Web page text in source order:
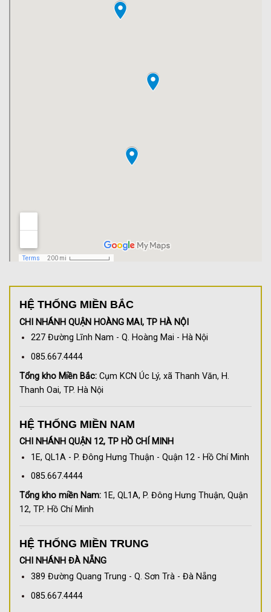
HỆ THỐNG MIỀN BẮC
CHI NHÁNH QUẬN HOÀNG MAI, TP HÀ NỘI
227 Đường Lĩnh Nam - Q. Hoàng Mai - Hà Nội
085.667.4444
Tổng kho Miền Bắc: Cụm KCN Úc Lý, xã Thanh Văn, H.
Thanh Oai, TP. Hà Nội
HỆ THỐNG MIỀN NAM
CHI NHÁNH QUẬN 12, TP HỒ CHÍ MINH
1E, QL1A - P. Đông Hưng Thuận - Quận 12 - Hồ Chí Minh
085.667.4444
Tổng kho miền Nam: 1E, QL1A, P. Đông Hưng Thuận, Quận
12, TP. Hồ Chí Minh
HỆ THỐNG MIỀN TRUNG
CHI NHÁNH ĐÀ NẴNG
389 Đường Quang Trung - Q. Sơn Trà - Đà Nẵng
085.667.4444